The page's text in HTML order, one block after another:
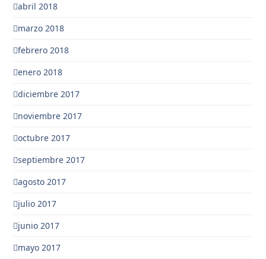
abril 2018
marzo 2018
febrero 2018
enero 2018
diciembre 2017
noviembre 2017
octubre 2017
septiembre 2017
agosto 2017
julio 2017
junio 2017
mayo 2017